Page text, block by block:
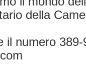
della
il numero